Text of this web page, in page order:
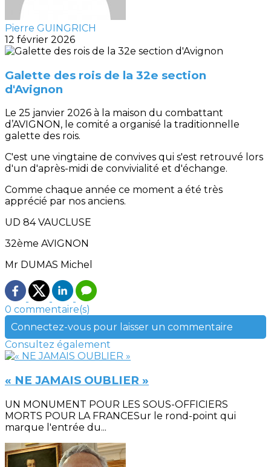
Pierre GUINGRICH
12 février 2026
Galette des rois de la 32e section
d'Avignon
Le 25 janvier 2026 à la maison du combattant
d’AVIGNON, le comité a organisé la traditionnelle
galette des rois.
C'est une vingtaine de convives qui s'est retrouvé lors
d'un d'après-midi de convivialité et d'échange.
Comme chaque année ce moment a été très
apprécié par nos anciens.
UD 84 VAUCLUSE
32ème AVIGNON
Mr DUMAS Michel
0 commentaire(s)
Connectez-vous pour laisser un commentaire
Consultez également
« NE JAMAIS OUBLIER »
UN MONUMENT POUR LES SOUS-OFFICIERS
MORTS POUR LA FRANCESur le rond-point qui
marque l'entrée du...